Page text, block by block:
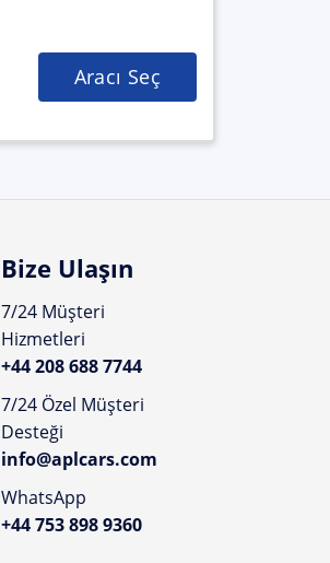
Aracı Seç
Bize Ulaşın
7/24 Müşteri
Hizmetleri
+44 208 688 7744
7/24 Özel Müşteri
Desteği
info@aplcars.com
WhatsApp
+44 753 898 9360